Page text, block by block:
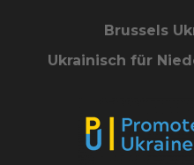
Brussels
Ukrainisch für